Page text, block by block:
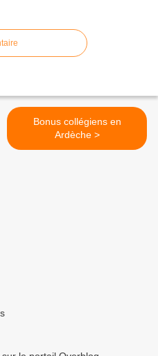
Bonus collégiens en
Ardèche >